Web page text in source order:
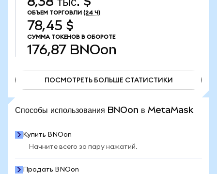
ОБЪЕМ ТОРГОВЛИ (24 Ч)
78,45 $
СУММА ТОКЕНОВ В ОБОРОТЕ
176,87 BNOon
ПОСМОТРЕТЬ БОЛЬШЕ СТАТИСТИКИ
Способы использования BNOon в MetaMask
Купить BNOon
Начните всего за пару нажатий.
Продать BNOon